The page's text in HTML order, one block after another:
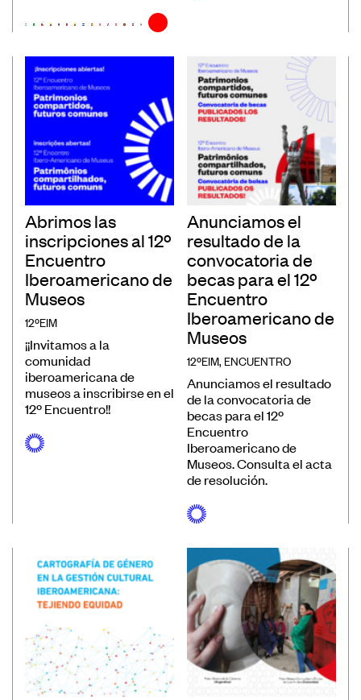
Registro de Museos Iberoamericanos
Sistema de recolección de datos de
público de museos
Panorama de los museos en
Iberoamérica
Banco de Buenas Prácticas
Convocatorias
Publicaciones Ibermuseos
Centro de Documentación
Noticias
Plataforma de Diagnósticos
Póngase en contacto
Abrimos las
inscripciones al 12º
Encuentro
Iberoamericano de
Museos
12ºEIM
¡¡Invitamos a la
comunidad
iberoamericana de
museos a inscribirse en el
12º Encuentro!!
Anunciamos el
resultado de la
convocatoria de
becas para el 12º
Encuentro
Iberoamericano de
Museos
12ºEIM, ENCUENTRO
Anunciamos el resultado
de la convocatoria de
becas para el 12º
Encuentro
Iberoamericano de
Museos. Consulta el acta
de resolución.